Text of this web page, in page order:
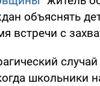
объяснять
встречи с
случай
школьники